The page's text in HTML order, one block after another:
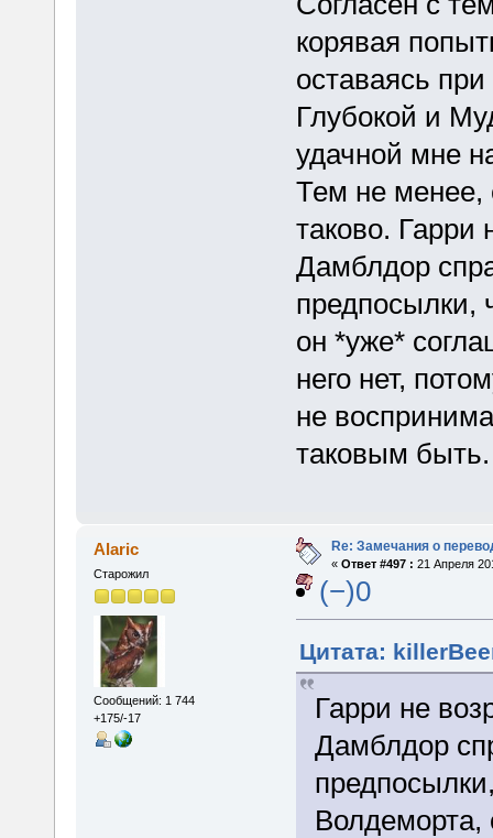
корявая
оставаясь
Глубокой и
удачной мне
Тем не менее,
таково. Гарри
Дамблдор
предпосылки,
он *уже*
него нет,
не
таковым быть.
Alaric
Старожил
Сообщений: 1 744
+175/-17
Re: Замечания о
« Ответ #497 : 21 Апреля
(−)0
Цитата:
Гарри не
Дамблдор
Волдеморта,